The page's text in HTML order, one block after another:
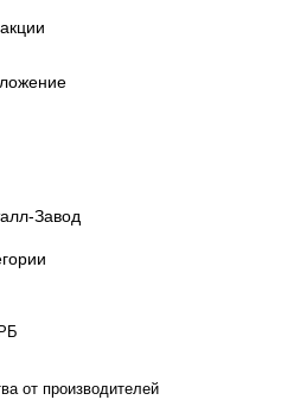
Завод
от производителей